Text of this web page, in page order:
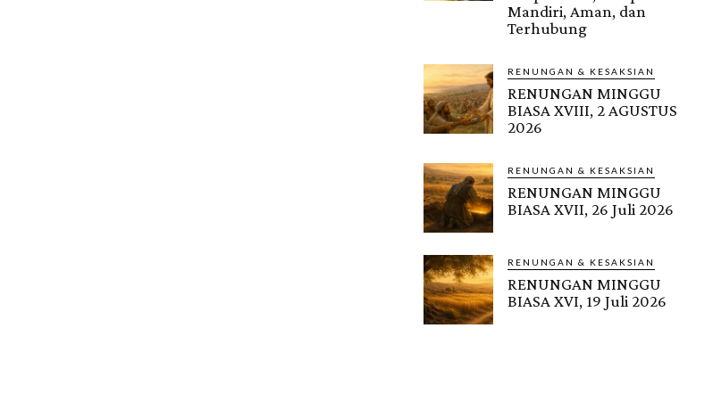
Mandiri, Aman, dan
Terhubung
RENUNGAN & KESAKSIAN
RENUNGAN MINGGU
BIASA XVIII, 2 AGUSTUS
2026
RENUNGAN & KESAKSIAN
RENUNGAN MINGGU
BIASA XVII, 26 Juli 2026
RENUNGAN & KESAKSIAN
RENUNGAN MINGGU
BIASA XVI, 19 Juli 2026